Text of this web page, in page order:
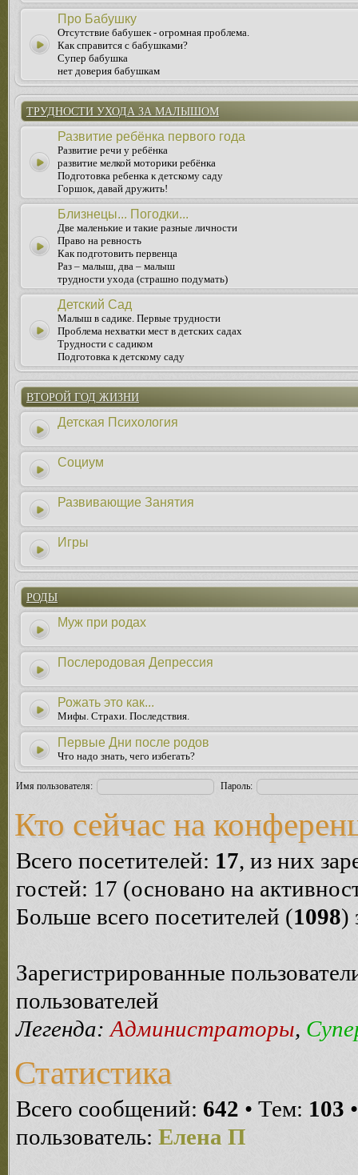
Про Бабушку
Отсутствие бабушек - огромная проблема.
Как справится с бабушками?
Супер бабушка
нет доверия бабушкам
ТРУДНОСТИ УХОДА ЗА МАЛЫШОМ
Развитие ребёнка первого года
Развитие речи у ребёнка
развитие мелкой моторики ребёнка
Подготовка ребенка к детскому саду
Горшок, давай дружить!
Близнецы... Погодки...
Две маленькие и такие разные личности
Право на ревность
Как подготовить первенца
Раз – малыш, два – малыш
трудности ухода (страшно подумать)
Детский Сад
Малыш в садике. Первые трудности
Проблема нехватки мест в детских садах
Трудности с садиком
Подготовка к детскому саду
ВТОРОЙ ГОД ЖИЗНИ
Детская Психология
Социум
Развивающие Занятия
Игры
РОДЫ
Муж при родах
Послеродовая Депрессия
Рожать это как...
Мифы. Страхи. Последствия.
Первые Дни после родов
Что надо знать, чего избегать?
Имя пользователя: Пароль:
Кто сейчас на
Всего посетителей: 17, из них
гостей: 17 (основано на
Больше всего посетителей (1098)
Зарегистрированные
пользователей
Легенда: Администраторы,
Статистика
Всего сообщений: 642 • Тем: 103
пользователь: Елена П